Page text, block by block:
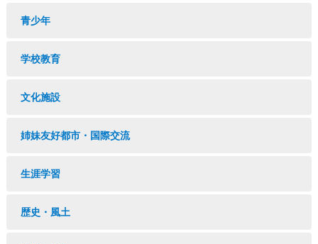
青少年
学校教育
文化施設
姉妹友好都市・国際交流
生涯学習
歴史・風土